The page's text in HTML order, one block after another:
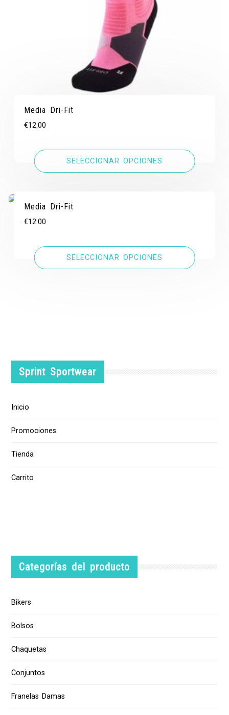
Media Dri-Fit
€12.00
SELECCIONAR OPCIONES
Media Dri-Fit
€12.00
SELECCIONAR OPCIONES
Sprint Sportwear
Inicio
Promociones
Tienda
Carrito
Categorías del producto
Bikers
Bolsos
Chaquetas
Conjuntos
Franelas Damas